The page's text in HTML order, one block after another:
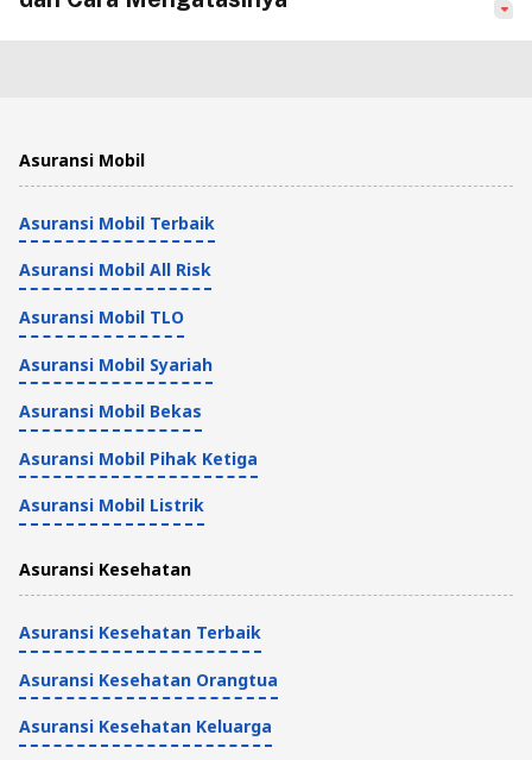
Naik dan Cara Mengatasinya!
Tips Kendaraan dan Asuransi
4 Menit
Ganti Bohlam Lampu Mobil dengan LED,
4 Menit
Penyebab dan Cara Mengatasi Mobil
Ngebul Tanpa Bongkar Mesin
Tips Kendaraan dan Asuransi
Asuransi Mobil
Asuransi Mobil Terbaik
Asuransi Mobil All Risk
Asuransi Mobil TLO
Asuransi Mobil Syariah
Asuransi Mobil Bekas
Asuransi Mobil Pihak Ketiga
Asuransi Mobil Listrik
Asuransi Kesehatan
Asuransi Kesehatan Terbaik
Asuransi Kesehatan Orangtua
Asuransi Kesehatan Keluarga